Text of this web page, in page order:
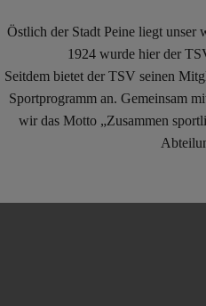
Östlich der Stadt Peine liegt unser
1924 wurde hier der
Seitdem bietet der TSV seinen
Sportprogramm an. Gemeinsam
wir das Motto „Zusammen